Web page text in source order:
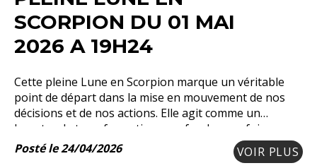
SCORPION DU 01 MAI
2026 A 19H24
Cette pleine Lune en Scorpion marque un véritable
point de départ dans la mise en mouvement de nos
décisions et de nos actions. Elle agit comme un
booster de transformations profondes, parfois
Posté le 24/04/2026
VOIR PLUS